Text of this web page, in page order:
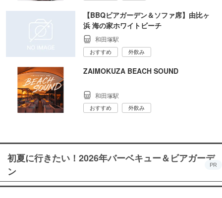
【BBQビアガーデン＆ソファ席】由比ヶ
浜 海の家ホワイトビーチ
和田塚駅
おすすめ 外飲み
ZAIMOKUZA BEACH SOUND
和田塚駅
おすすめ 外飲み
初夏に行きたい！2026年バーベキュー＆ビアガーデ
ン
PR